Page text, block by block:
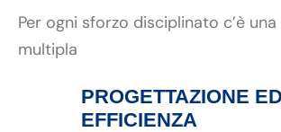
Per ogni sforzo disciplinato c’è
multipla
PROGETTAZIONE ED
EFFICIENZA